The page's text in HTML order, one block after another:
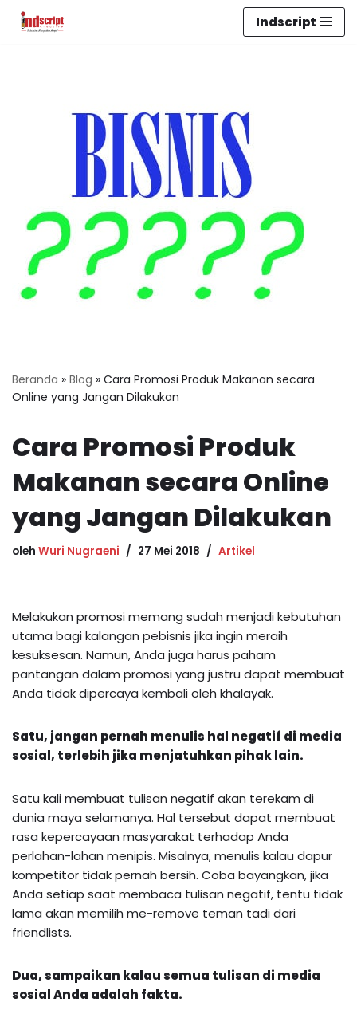
Indscript
Beranda » Blog » Cara Promosi Produk Makanan secara
Online yang Jangan Dilakukan
Cara Promosi Produk
Makanan secara Online
yang Jangan Dilakukan
oleh Wuri Nugraeni 27 Mei 2018 Artikel
Melakukan promosi memang sudah menjadi kebutuhan
utama bagi kalangan pebisnis jika ingin meraih
kesuksesan. Namun, Anda juga harus paham
pantangan dalam promosi yang justru dapat membuat
Anda tidak dipercaya kembali oleh khalayak.
Satu, jangan pernah menulis hal negatif di media
sosial, terlebih jika menjatuhkan pihak lain.
Satu kali membuat tulisan negatif akan terekam di
dunia maya selamanya. Hal tersebut dapat membuat
rasa kepercayaan masyarakat terhadap Anda
perlahan-lahan menipis. Misalnya, menulis kalau dapur
kompetitor tidak pernah bersih. Coba bayangkan, jika
Anda setiap saat membaca tulisan negatif, tentu tidak
lama akan memilih me-remove teman tadi dari
friendlists.
Dua, sampaikan kalau semua tulisan di media
sosial Anda adalah fakta.